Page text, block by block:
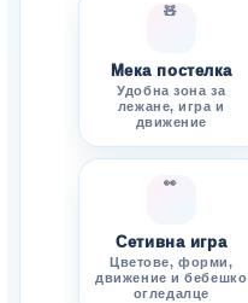
🧸
Мека постелка
Удобна зона за
лежане, игра и
движение
👀
Сетивна игра
Цветове, форми,
движение и бебешко
огледалце